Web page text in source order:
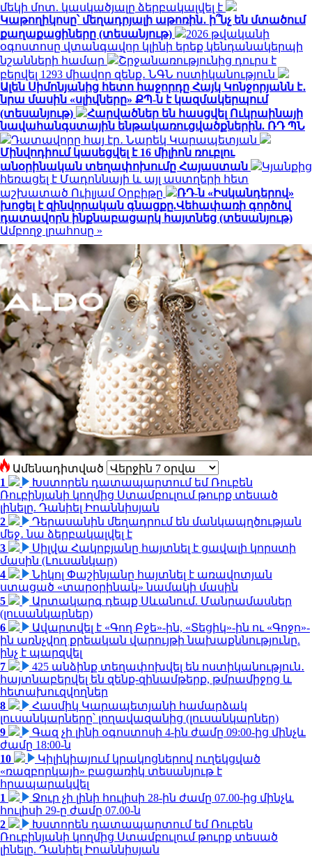
մեկի մոտ. կասկածյալը ձերբակալվել է
Կաթողիկոսը՝ մեղադրյալի աթոռին․ ի՞նչ են մտածում
քաղաքացիները (տեսանյութ)
2026 թվականի
օգոստոսը վտանգավոր կլինի երեք կենդանակերպի
նշանների համար
Շրջանառությունից դուրս է
բերվել 1293 միավոր զենք․ ՆԳՆ ոստիկանություն
Ալեն Սիմոնյանից հետո հաջորդը Հայկ Կոնջորյանն է․
նրա մասին «սլիվները» ՔՊ-ն է կազմակերպում
(տեսանյութ)
Հարվածներ են հասցվել Ուկրաինայի
նավահանգստային ենթակառուցվածքներին. ՌԴ ՊՆ
Դատավորը հայ էր․ Նարեկ Կարապետյան
Մինվոդիում կասեցվել է 16 միլիոն ռուբլու
անօրինական տեղափոխումը Հայաստան
Կյանքից
հեռացել է Մադոննայի և այլ աստղերի հետ
աշխատած Ուիլյամ Օրբիթը
ՌԴ-ն «Իսկանդերով»
խոցել է զինվորական գնացքը.Վեհափառի գործով
դատավորն ինքնաբացարկ հայտնեց (տեսանյութ)
Ամբողջ լրահոսը »
Ամենադիտված
1
Խստորեն դատապարտում եմ Ռուբեն
Ռուբինյանի կողմից Ստամբուլում թուրք տեսած
լինելը. Դանիել Իոաննիսյան
2
Դերասանին մեղադրում են մանկապղծության
մեջ․ նա ձերբակալվել է
3
Սիլվա Հակոբյանը հայտնել է ցավալի կորստի
մասին (Լուսանկար)
4
Նիկոլ Փաշինյանը հայտնել է առավոտյան
ստացած «տարօրինակ» նամակի մասին
5
Արտակարգ դեպք Սևանում. Մանրամասներ
(լուսանկարներ)
6
Ավարտվել է «Գող Բջե»-ին, «Տեցիկ»-ին ու «Գոջո»-
ին առնչվող քրեական վարույթի նախաքննությունը.
ինչ է պարզվել
7
425 անձինք տեղափոխվել են ոստիկանություն․
հայտնաբերվել են զենք-զինամթերք, թմրամիջոց և
հետախուզվողներ
8
Հասմիկ Կարապետյանի համարձակ
լուսանկարները՝ լողավազանից (լուսանկարներ)
9
Գազ չի լինի օգոստոսի 4-ին ժամը 09:00-ից մինչև
ժամը 18:00-ն
10
Կիլիկիայում կրակոցներով ուղեկցված
«ռազբորկայի» բացառիկ տեսանյութ է
հրապարակվել
1
Ջուր չի լինի հուլիսի 28-ին ժամը 07.00-ից մինչև
հուլիսի 29-ը ժամը 07.00-ն
2
Խստորեն դատապարտում եմ Ռուբեն
Ռուբինյանի կողմից Ստամբուլում թուրք տեսած
լինելը. Դանիել Իոաննիսյան